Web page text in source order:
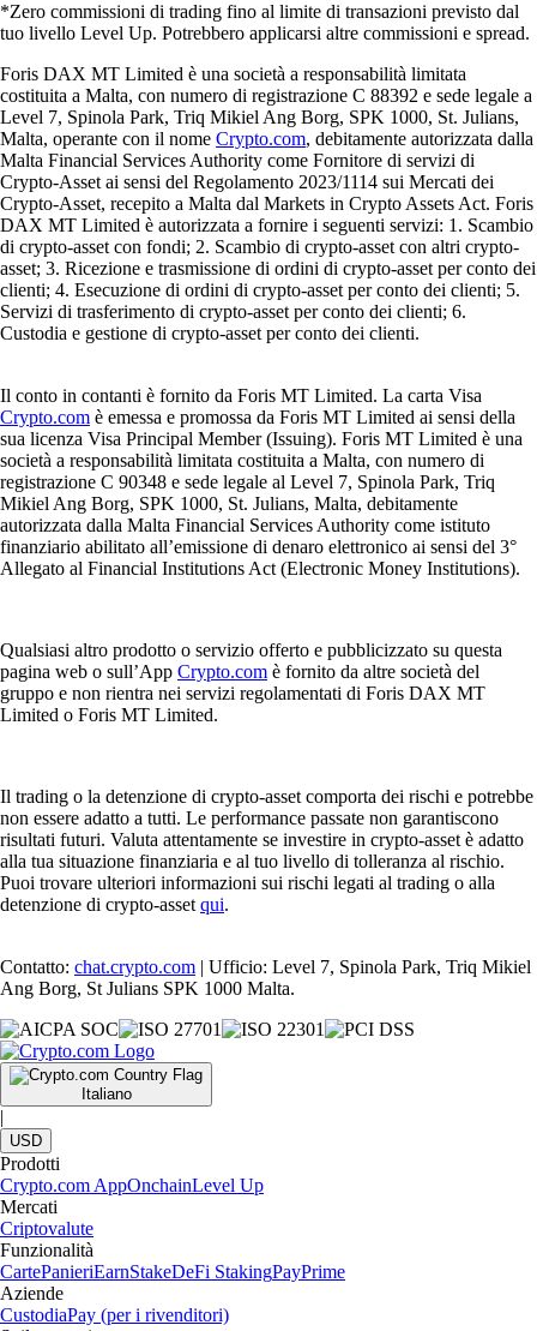
*Zero commissioni di trading fino al limite di transazioni previsto dal
tuo livello Level Up. Potrebbero applicarsi altre commissioni e spread.
Foris DAX MT Limited è una società a responsabilità limitata
costituita a Malta, con numero di registrazione C 88392 e sede legale a
Level 7, Spinola Park, Triq Mikiel Ang Borg, SPK 1000, St. Julians,
Malta, operante con il nome Crypto.com, debitamente autorizzata dalla
Malta Financial Services Authority come Fornitore di servizi di
Crypto-Asset ai sensi del Regolamento 2023/1114 sui Mercati dei
Crypto-Asset, recepito a Malta dal Markets in Crypto Assets Act. Foris
DAX MT Limited è autorizzata a fornire i seguenti servizi: 1. Scambio
di crypto-asset con fondi; 2. Scambio di crypto-asset con altri crypto-
asset; 3. Ricezione e trasmissione di ordini di crypto-asset per conto dei
clienti; 4. Esecuzione di ordini di crypto-asset per conto dei clienti; 5.
Servizi di trasferimento di crypto-asset per conto dei clienti; 6.
Custodia e gestione di crypto-asset per conto dei clienti.
Il conto in contanti è fornito da Foris MT Limited. La carta Visa
Crypto.com è emessa e promossa da Foris MT Limited ai sensi della
sua licenza Visa Principal Member (Issuing). Foris MT Limited è una
società a responsabilità limitata costituita a Malta, con numero di
registrazione C 90348 e sede legale al Level 7, Spinola Park, Triq
Mikiel Ang Borg, SPK 1000, St. Julians, Malta, debitamente
autorizzata dalla Malta Financial Services Authority come istituto
finanziario abilitato all’emissione di denaro elettronico ai sensi del 3°
Allegato al Financial Institutions Act (Electronic Money Institutions).
Qualsiasi altro prodotto o servizio offerto e pubblicizzato su questa
pagina web o sull’App Crypto.com è fornito da altre società del
gruppo e non rientra nei servizi regolamentati di Foris DAX MT
Limited o Foris MT Limited.
Il trading o la detenzione di crypto-asset comporta dei rischi e potrebbe
non essere adatto a tutti. Le performance passate non garantiscono
risultati futuri. Valuta attentamente se investire in crypto-asset è adatto
alla tua situazione finanziaria e al tuo livello di tolleranza al rischio.
Puoi trovare ulteriori informazioni sui rischi legati al trading o alla
detenzione di crypto-asset qui.
Contatto: chat.crypto.com | Ufficio: Level 7, Spinola Park, Triq Mikiel
Ang Borg, St Julians SPK 1000 Malta.
Italiano
|
USD
Prodotti
Crypto.com AppOnchainLevel Up
Mercati
Criptovalute
Funzionalità
CartePanieriEarnStakeDeFi StakingPayPrime
Aziende
CustodiaPay (per i rivenditori)